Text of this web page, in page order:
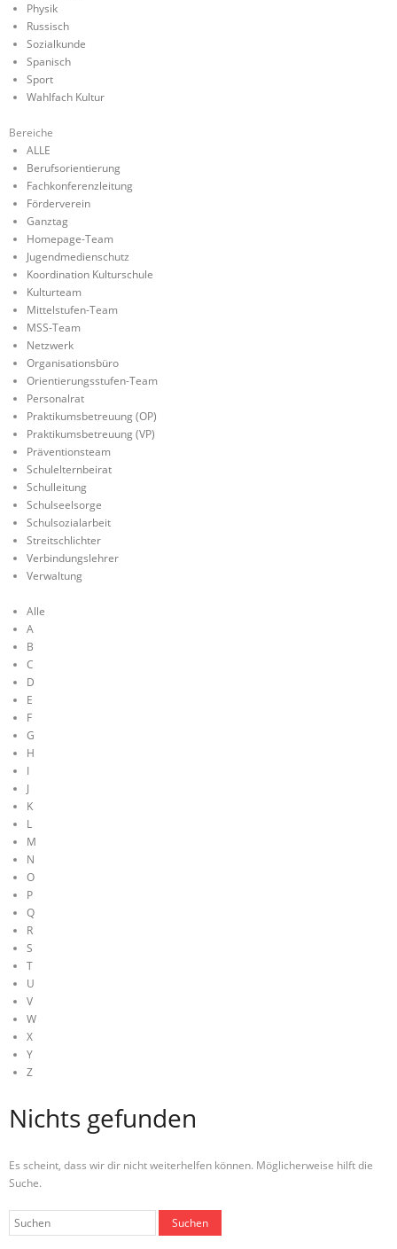
Physik
Russisch
Sozialkunde
Spanisch
Sport
Wahlfach Kultur
Bereiche
ALLE
Berufsorientierung
Fachkonferenzleitung
Förderverein
Ganztag
Homepage-Team
Jugendmedienschutz
Koordination Kulturschule
Kulturteam
Mittelstufen-Team
MSS-Team
Netzwerk
Organisationsbüro
Orientierungsstufen-Team
Personalrat
Praktikumsbetreuung (OP)
Praktikumsbetreuung (VP)
Präventionsteam
Schulelternbeirat
Schulleitung
Schulseelsorge
Schulsozialarbeit
Streitschlichter
Verbindungslehrer
Verwaltung
Alle
A
B
C
D
E
F
G
H
I
J
K
L
M
N
O
P
Q
R
S
T
U
V
W
X
Y
Z
Nichts gefunden
Es scheint, dass wir dir nicht weiterhelfen können. Möglicherweise hilft die
Suche.